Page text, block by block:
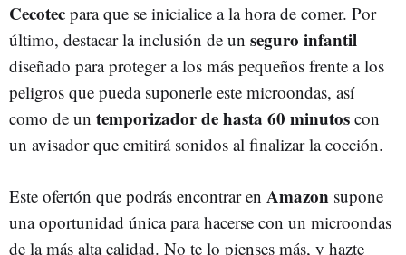
Cecotec para que se inicialice a la hora de comer. Por
último, destacar la inclusión de un seguro infantil
diseñado para proteger a los más pequeños frente a los
peligros que pueda suponerle este microondas, así
como de un temporizador de hasta 60 minutos con
un avisador que emitirá sonidos al finalizar la cocción.
Este ofertón que podrás encontrar en Amazon supone
una oportunidad única para hacerse con un microondas
de la más alta calidad. No te lo pienses más, y hazte